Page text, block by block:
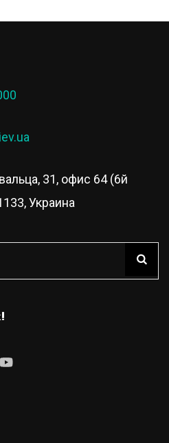
31, офис 64 (6й
Украина